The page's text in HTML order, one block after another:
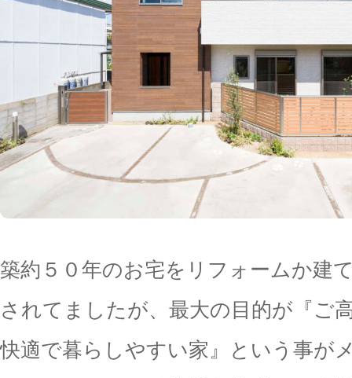
築約５０年のお宅をリフォームか建
されてましたが、最大の目的が『ご
快適で暮らしやすい家』という事が